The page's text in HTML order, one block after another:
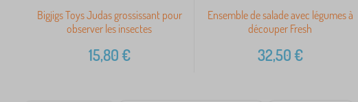
Bigjigs Toys Judas grossissant pour
observer les insectes
15,80€
Ensemble de salade avec légumes à
découper Fresh
32,50€